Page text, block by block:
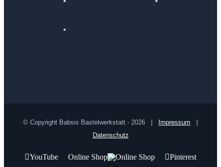
© Copyright Babsis Bastelwerkstatt - 2026 | Impressum
Datenschutz
YouTube Online Shop Pinterest